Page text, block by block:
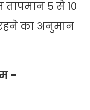
5 से 10
का अनुमान
-